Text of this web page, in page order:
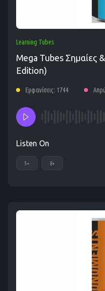
Learning Tubes
Mega Tubes Σημαίες
Edition)
Εμφανίσεις: 1744
Listen On
5+ 8+